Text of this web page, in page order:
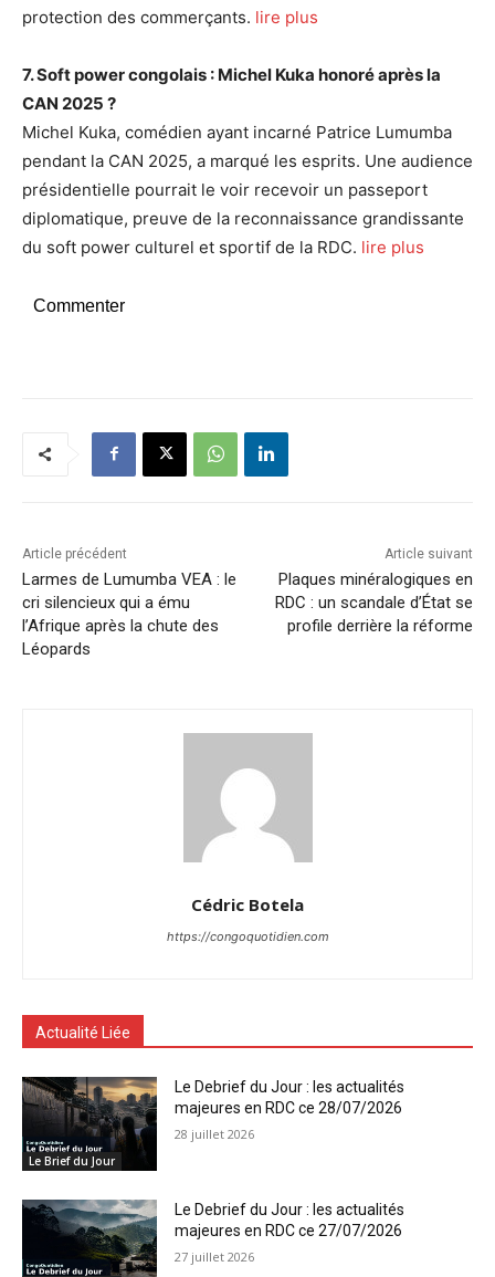
protection des commerçants. lire plus
7. Soft power congolais : Michel Kuka honoré après la
CAN 2025 ?
Michel Kuka, comédien ayant incarné Patrice Lumumba
pendant la CAN 2025, a marqué les esprits. Une audience
présidentielle pourrait le voir recevoir un passeport
diplomatique, preuve de la reconnaissance grandissante
du soft power culturel et sportif de la RDC. lire plus
Commenter
Article précédent
Larmes de Lumumba VEA : le
cri silencieux qui a ému
l’Afrique après la chute des
Léopards
Article suivant
Plaques minéralogiques en
RDC : un scandale d’État se
profile derrière la réforme
Cédric Botela
https://congoquotidien.com
Actualité Liée
Le Brief du Jour
Le Debrief du Jour : les actualités
majeures en RDC ce 28/07/2026
28 juillet 2026
Le Debrief du Jour : les actualités
majeures en RDC ce 27/07/2026
27 juillet 2026